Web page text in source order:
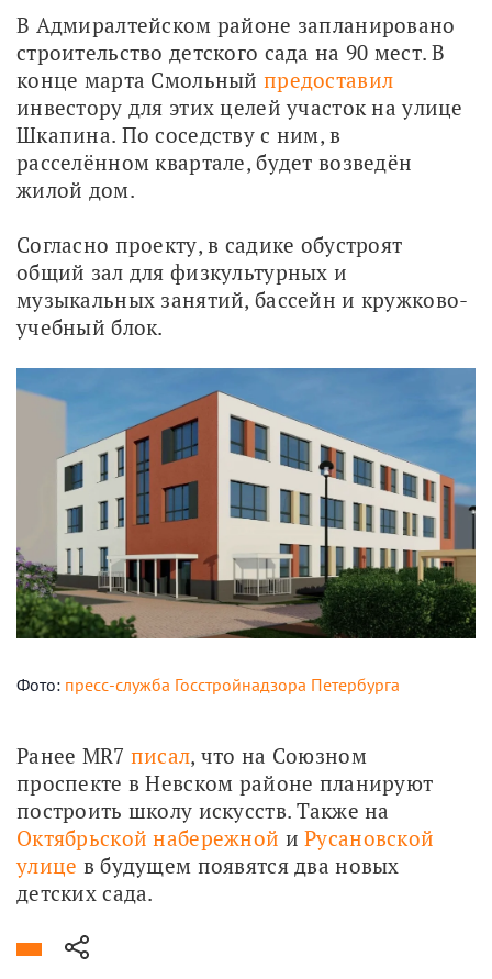
В Адмиралтейском районе запланировано
строительство детского сада на 90 мест. В
конце марта Смольный предоставил
инвестору для этих целей участок на улице
Шкапина. По соседству с ним, в
расселённом квартале, будет возведён
жилой дом.
Согласно проекту, в садике обустроят
общий зал для физкультурных и
музыкальных занятий, бассейн и кружково-
учебный блок.
Фото: пресс-служба Госстройнадзора Петербурга
Ранее MR7 писал, что на Союзном
проспекте в Невском районе планируют
Октябрьской набережной и Русановской
улице в будущем появятся два новых
детских сада.